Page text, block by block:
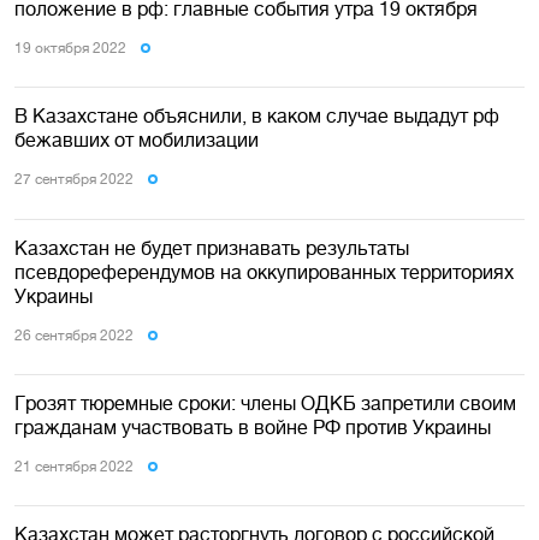
положение в рф: главные события утра 19 октября
19 октября 2022
В Казахстане объяснили, в каком случае выдадут рф
бежавших от мобилизации
27 сентября 2022
Казахстан не будет признавать результаты
псевдореферендумов на оккупированных территориях
Украины
26 сентября 2022
Грозят тюремные сроки: члены ОДКБ запретили своим
гражданам участвовать в войне РФ против Украины
21 сентября 2022
Казахстан может расторгнуть договор с российской